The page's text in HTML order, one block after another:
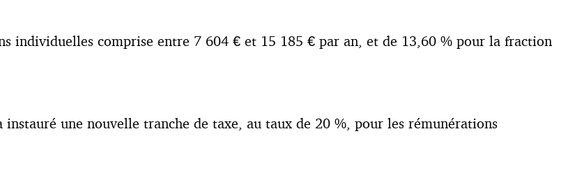
individuelles comprise entre 7 604 € et 15 185 € par an, et de 13,60 % pour la fraction
une nouvelle tranche de taxe, au taux de 20 %, pour les rémunérations